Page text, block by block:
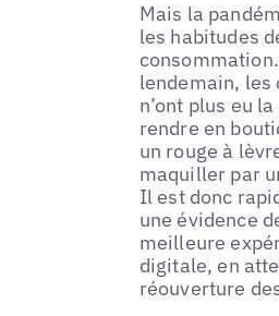
Mais la
les habitudes
lendemain, les
n’ont plus eu
rendre en
un rouge à
maquiller par
Il est donc
une évidence
meilleure
digitale, en
réouverture